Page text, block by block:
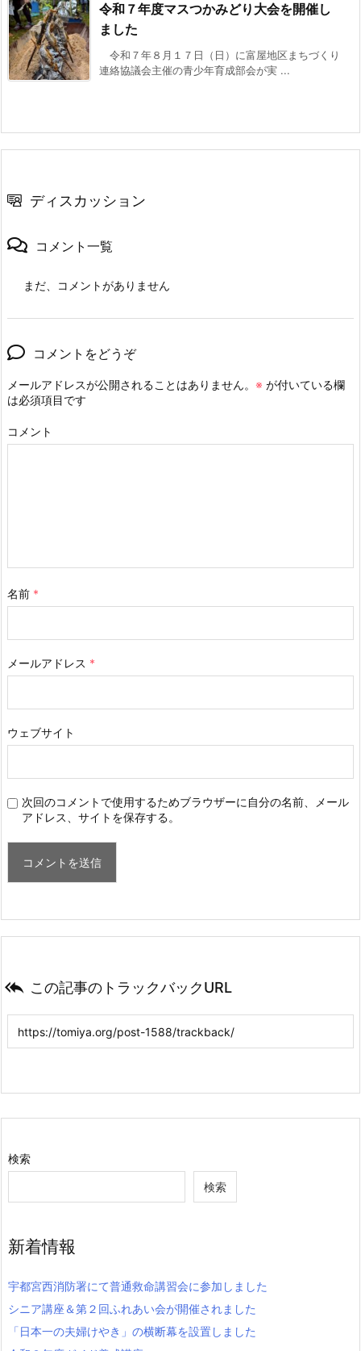
令和７年度マスつかみどり大会を開催し
ました
令和７年８月１７日（日）に富屋地区まちづくり
連絡協議会主催の青少年育成部会が実 ...
ディスカッション
コメント一覧
まだ、コメントがありません
コメントをどうぞ
メールアドレスが公開されることはありません。 ※ が付いている欄
は必須項目です
コメント
名前 *
メールアドレス *
ウェブサイト
次回のコメントで使用するためブラウザーに自分の名前、メール
アドレス、サイトを保存する。
 この記事のトラックバックURL
検索
検索
新着情報
宇都宮西消防署にて普通救命講習会に参加しました
シニア講座＆第２回ふれあい会が開催されました
「日本一の夫婦けやき」の横断幕を設置しました